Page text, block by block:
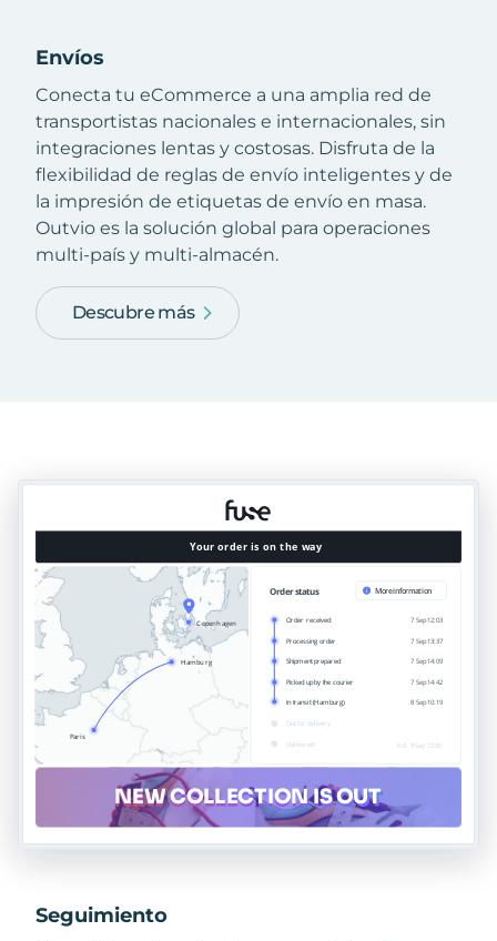
Envíos
Conecta tu eCommerce a una amplia red de
transportistas nacionales e internacionales, sin
integraciones lentas y costosas. Disfruta de la
flexibilidad de reglas de envío inteligentes y de
la impresión de etiquetas de envío en masa.
Outvio es la solución global para operaciones
multi-país y multi-almacén.
Descubre más
Seguimiento